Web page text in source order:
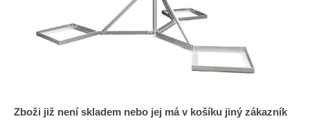
Zboži již není skladem nebo jej má v košíku jiný zákazník